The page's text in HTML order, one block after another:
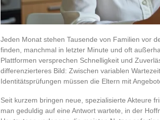
Jeden Monat stehen Tausende von Familien vor
finden, manchmal in letzter Minute und oft
Plattformen versprechen Schnelligkeit und
differenzierteres Bild: Zwischen variablen
Identitätsprüfungen müssen die Eltern mit
Seit kurzem bringen neue, spezialisierte Akteure
man geduldig auf eine Antwort wartete, in der